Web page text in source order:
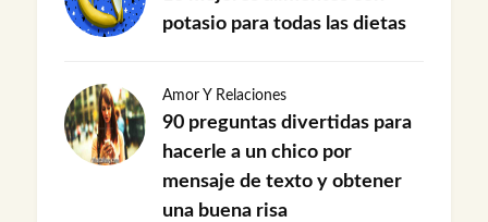
potasio para todas las dietas
Amor Y Relaciones
90 preguntas divertidas para
hacerle a un chico por
mensaje de texto y obtener
una buena risa